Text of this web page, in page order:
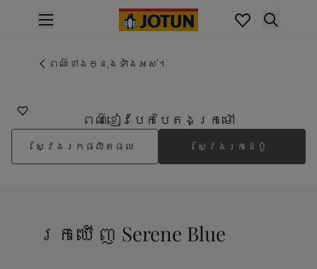
គំនូរខាងក្នុង
ផលិតផលផ្នែកខាងក្រៅ
ពណ៌
ពណ៌ថ្នាំលាបខាងក្នុង
ពណ៌ខាងក្នុងទាំងអស់។
Colour Tools
ពណ៌ខាងក្នុងទាំងអស់។
ពណ៌ខៀវបែកបៃតងក្រម៉ៅ
ស្វែងរកផលិតផល ស្វែងរកដេប៉ូ
រកឃើញ Serene Blue